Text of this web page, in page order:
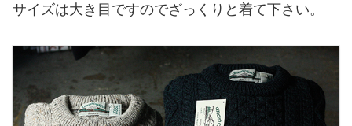
サイズは大き目ですのでざっくりと着て下さい。